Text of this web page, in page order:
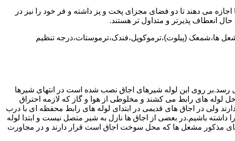
می دهند تا دو فضای مجزای پخت و پز داشته و فر خود را نیز در
انعطاف پذیرتر و متداول تر هستند.
ها،شمعک (پیلوت)،ترموکوپل،فندک،ترموستات،درجه تنظیم
رسد.بر روی این لوله شیرهای اجاق نصب شده است در انتهای شیرها
لوله های رابط می کشند و مخلوطی از هوا و گاز که لازمه احتراق
ولی در اجاق های قدیمی در ابتدای لوله های رابط محفظه ای با درب
باشیم.در بعضی از اجاق ها نازل به شیر متصل نیست و ابتدا لوله
مذکور مشعل ها که محل سوخت اجاق است قرار دارند و در مجاورت